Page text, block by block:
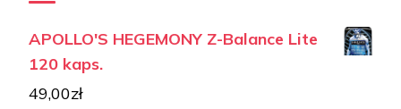
APOLLO'S HEGEMONY Z-Balance Lite
120 kaps.
49,00zł